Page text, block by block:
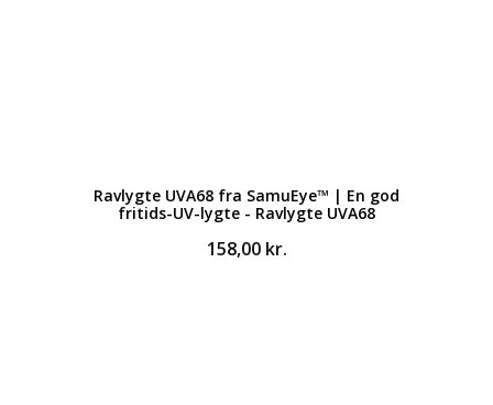
Ravlygte UVA68 fra SamuEye™ | En god
fritids-UV-lygte - Ravlygte UVA68
158,00 kr.